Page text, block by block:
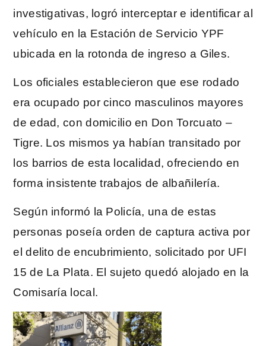
investigativas, logró interceptar e identificar al
vehículo en la Estación de Servicio YPF
ubicada en la rotonda de ingreso a Giles.
Los oficiales establecieron que ese rodado
era ocupado por cinco masculinos mayores
de edad, con domicilio en Don Torcuato –
Tigre. Los mismos ya habían transitado por
los barrios de esta localidad, ofreciendo en
forma insistente trabajos de albañilería.
Según informó la Policía, una de estas
personas poseía orden de captura activa por
el delito de encubrimiento, solicitado por UFI
15 de La Plata. El sujeto quedó alojado en la
Comisaría local.